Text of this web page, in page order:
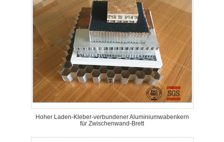
Hoher Laden-Kleber-verbundener Aluminiumwabenkern
für Zwischenwand-Brett